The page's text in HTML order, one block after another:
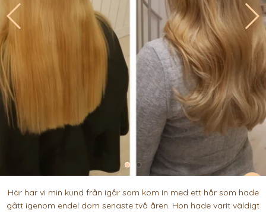
Här har vi min kund från igår som kom in med ett hår som hade
gått igenom endel dom senaste två åren. Hon hade varit väldigt